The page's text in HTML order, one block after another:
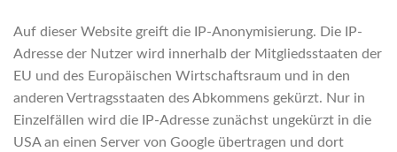
Auf dieser Website greift die IP-Anonymisierung. Die IP-
Adresse der Nutzer wird innerhalb der Mitgliedsstaaten der
EU und des Europäischen Wirtschaftsraum und in den
anderen Vertragsstaaten des Abkommens gekürzt. Nur in
Einzelfällen wird die IP-Adresse zunächst ungekürzt in die
USA an einen Server von Google übertragen und dort